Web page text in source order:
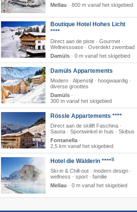
Mellau · 800 m vanaf het skigebied
Boutique Hotel Hohes Licht
****
Direct aan de piste · Gourmet ·
Wellnessoase · Overdekt zwembad
Damüls· 0 m vanaf het skigebied
Damüls Appartements
Modern · Alpenstijl · hoogwaardig ·
diverse groottes
Damüls·
300 m vanaf het skigebied
Rössle Appartements ****
Direct aan de skilift Faschina ·
Sauna · Sportwinkel in huis · Skibus
Fontanella ·
2,5 km vanaf het skigebied
Hotel die Wälderin ****S
Ski-in & Chill-out · modern design ·
wellness · sport · familie
Mellau · 0 m vanaf het skigebied